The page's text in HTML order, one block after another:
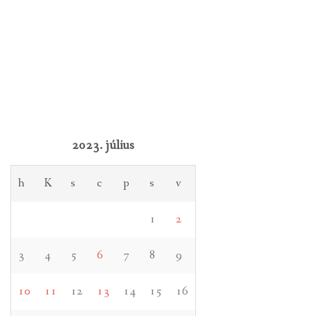
2023. július
h K s c p s v
1 2
3 4 5 6 7 8 9
10 11 12 13 14 15 16